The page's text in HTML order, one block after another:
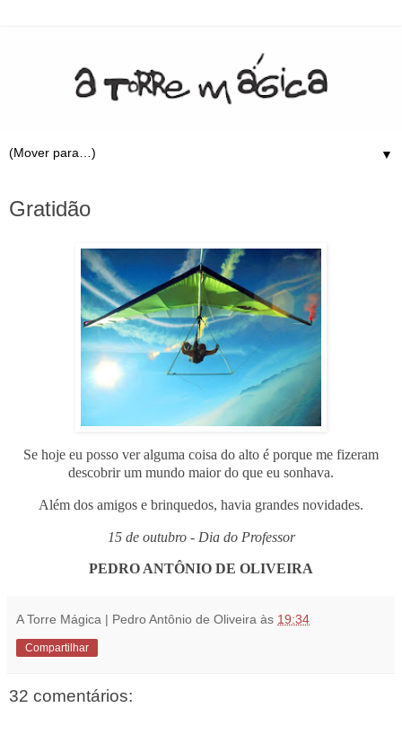
▼
Gratidão
Se hoje eu posso ver alguma coisa do alto é porque me fizeram
descobrir um mundo maior do que eu sonhava.
Além dos amigos e brinquedos, havia grandes novidades.
15 de outubro - Dia do Professor
PEDRO ANTÔNIO DE OLIVEIRA
A Torre Mágica | Pedro Antônio de Oliveira às 19:34
Compartilhar
32 comentários: